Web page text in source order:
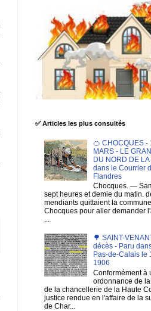
✅ Articles les plus consultés
🍊 CHOCQUES -
MARS - LE
DU NORD DE
dans le Courrier
Flandres
Chocques. —
sept heures et demie du matin.
mendiants quittaient la
Chocques pour aller demander
...
🌳 SAINT-
décès - Paru
Pas-de-Calais le
1906
Conformément à
ordonnance de
de la chancellerie de la Haute
justice rendue en l'affaire de la
de Char...